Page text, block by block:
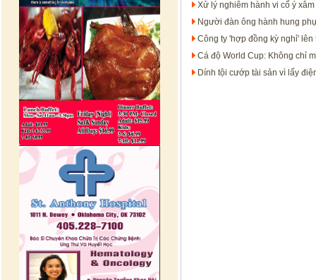
Xử lý nghiêm hành vi cố ý
Người đàn ông hành hung
Công ty 'hợp đồng kỳ nghỉ'
Cá độ World Cup: Không chỉ
Dính tội cướp tài sản vì lấy